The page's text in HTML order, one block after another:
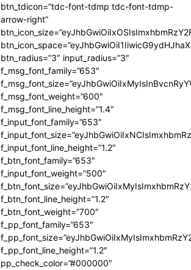
btn_tdicon=”tdc-font-tdmp tdc-font-tdmp-
arrow-right”
btn_radius=”3″ input_radius=”3″
f_msg_font_family=”653″
f_msg_font_weight=”600″
f_msg_font_line_height=”1.4″
f_input_font_family=”653″
f_input_font_line_height=”1.2″
f_btn_font_family=”653″
f_input_font_weight=”500″
f_btn_font_line_height=”1.2″
f_btn_font_weight=”700″
f_pp_font_family=”653″
f_pp_font_line_height=”1.2″
pp_check_color=”#000000″